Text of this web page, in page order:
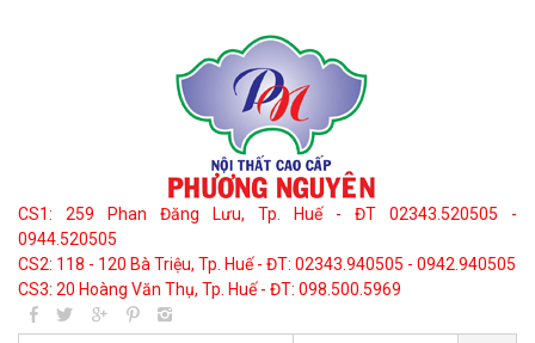
CS1: 259 Phan Đăng Lưu, Tp. Huế - ĐT 02343.520505 -
0944.520505
CS2: 118 - 120 Bà Triệu, Tp. Huế - ĐT: 02343.940505 - 0942.940505
CS3: 20 Hoàng Văn Thụ, Tp. Huế - ĐT: 098.500.5969